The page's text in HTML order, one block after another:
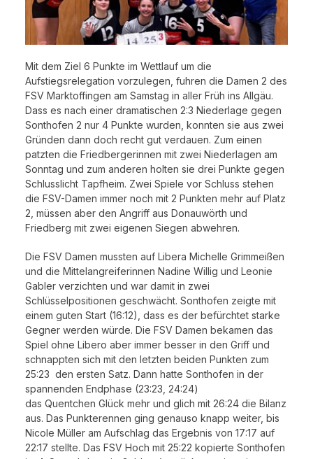
Mit dem Ziel 6 Punkte im Wettlauf um die
Aufstiegsrelegation vorzulegen, fuhren die Damen 2 des
FSV Marktoffingen am Samstag in aller Früh ins Allgäu.
Dass es nach einer dramatischen 2:3 Niederlage gegen
Sonthofen 2 nur 4 Punkte wurden, konnten sie aus zwei
Gründen dann doch recht gut verdauen. Zum einen
patzten die Friedbergerinnen mit zwei Niederlagen am
Sonntag und zum anderen holten sie drei Punkte gegen
Schlusslicht Tapfheim. Zwei Spiele vor Schluss stehen
die FSV-Damen immer noch mit 2 Punkten mehr auf Platz
2, müssen aber den Angriff aus Donauwörth und
Friedberg mit zwei eigenen Siegen abwehren.
Die FSV Damen mussten auf Libera Michelle Grimmeißen
und die Mittelangreiferinnen Nadine Willig und Leonie
Gabler verzichten und war damit in zwei
Schlüsselpositionen geschwächt. Sonthofen zeigte mit
einem guten Start (16:12), dass es der befürchtet starke
Gegner werden würde. Die FSV Damen bekamen das
Spiel ohne Libero aber immer besser in den Griff und
schnappten sich mit den letzten beiden Punkten zum
25:23 den ersten Satz. Dann hatte Sonthofen in der
spannenden Endphase (23:23, 24:24)
das Quentchen Glück mehr und glich mit 26:24 die Bilanz
aus. Das Punkterennen ging genauso knapp weiter, bis
Nicole Müller am Aufschlag das Ergebnis von 17:17 auf
22:17 stellte. Das FSV Hoch mit 25:22 kopierte Sonthofen